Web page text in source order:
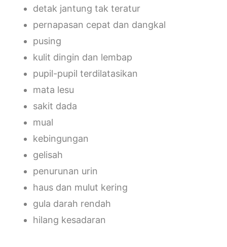
detak jantung tak teratur
pernapasan cepat dan dangkal
pusing
kulit dingin dan lembap
pupil-pupil terdilatasikan
mata lesu
sakit dada
mual
kebingungan
gelisah
penurunan urin
haus dan mulut kering
gula darah rendah
hilang kesadaran